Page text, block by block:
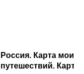
Россия. Карта моих
путешествий. Карта